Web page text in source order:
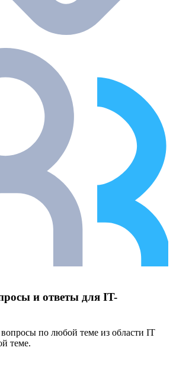
и ответы для IT-
по любой теме из области IT
теме.